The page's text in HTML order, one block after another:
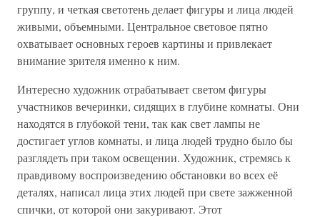
группу, и четкая светотень делает фигуры и лица людей
живыми, объемными. Центральное световое пятно
охватывает основных героев картины и привлекает
внимание зрителя именно к ним.
Интересно художник отрабатывает светом фигуры
участников вечеринки, сидящих в глубине комнаты. Они
находятся в глубокой тени, так как свет лампы не
достигает углов комнаты, и лица людей трудно было бы
разглядеть при таком освещении. Художник, стремясь к
правдивому воспроизведению обстановки во всех её
деталях, написал лица этих людей при свете зажженной
спички, от которой они закуривают. Этот